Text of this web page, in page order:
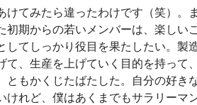
けてみたら違ったわけです（笑）
初期からの若いメンバーは、楽し
してしっかり役目を果たしたい。製
て、生産を上げていく目的を持って
ともかくじたばたした。自分の好き
けれど、僕はあくまでもサラリーマ